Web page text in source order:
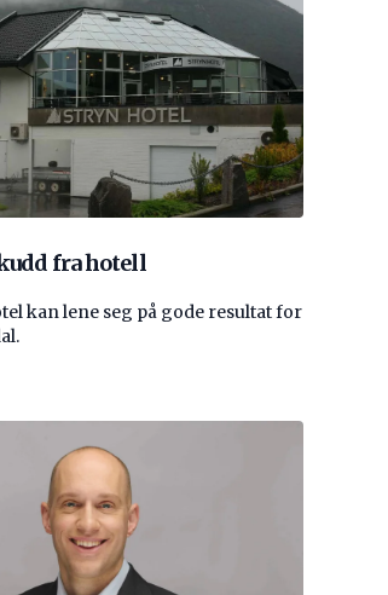
fra hotell
kan lene seg på gode resultat for